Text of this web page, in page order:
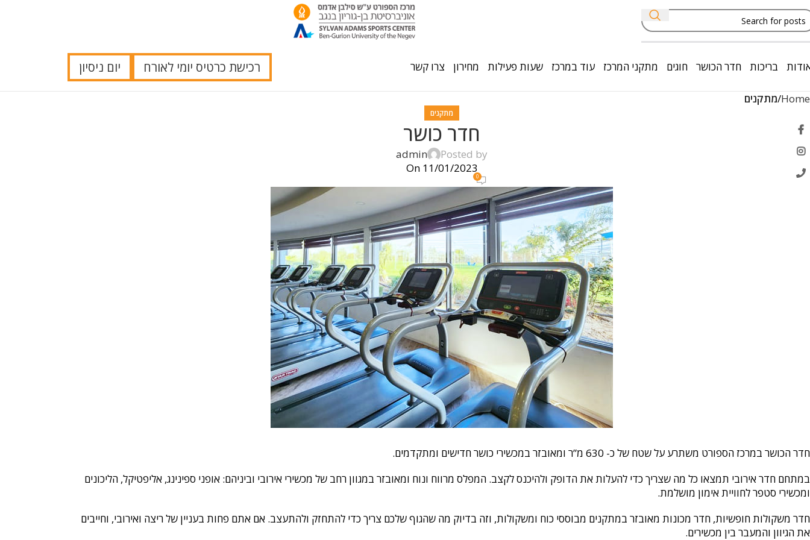
בריכות חדר הכושר חוגים מתקני המרכז עוד במרכז שעות פעילות מחירון צרו קשר רכישת כרטיס יומי לאורח יום ניסיון
Home מתקנים
מתקנים
חדר כושר
Posted by
admin
On 11/01/2023
0
חדר הכושר במרכז הספורט משתרע על שטח של כ- 630 מ”ר ומאובזר במכשירי כושר חדישים ומתקדמים.
במתחם חדר אירובי תמצאו כל מה שצריך כדי להעלות את הדופק ולהיכנס לקצב. המפלס מרווח ונוח ומאובזר במגוון רחב של מכשירי אירובי וביניהם: אופני ספינינג, אליפטיקל, הליכונים
ומכשירי סטפר לחוויית אימון מושלמת.
חדר משקולות חופשיות, חדר מכונות מאובזר במתקנים מבוססי כוח ומשקולות, וזה בדיוק מה שהגוף שלכם צריך כדי להתחזק ולהתעצב. אם אתם פחות בעניין של ריצה ואירובי, וחייבים
את הגיוון והמעבר בין מכשירים.